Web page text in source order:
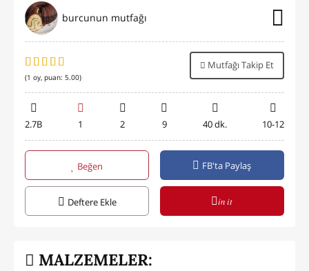
burcunun mutfağı
(1 oy, puan: 5.00)
Mutfağı Takip Et
2.7B 1 2 9 40 dk. 10-12
Beğen FB'ta Paylaş
Deftere Ekle in it
MALZEMELER: